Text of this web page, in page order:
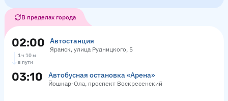
В пределах города
02:00 Автостанция
Яранск, улица Рудницкого, 5
1 ч 10 м
в пути
03:10 Автобусная остановка «Арена»
Йошкар-Ола, проспект Воскресенский